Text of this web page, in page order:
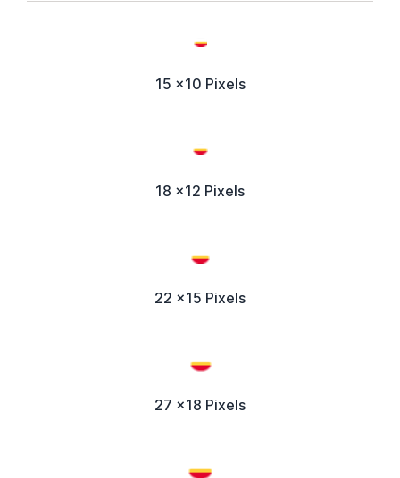
15 x10 Pixels
18 x12 Pixels
22 x15 Pixels
27 x18 Pixels